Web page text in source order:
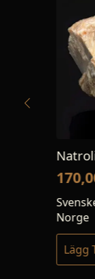
Natrolit
170,00
Norge
Lägg